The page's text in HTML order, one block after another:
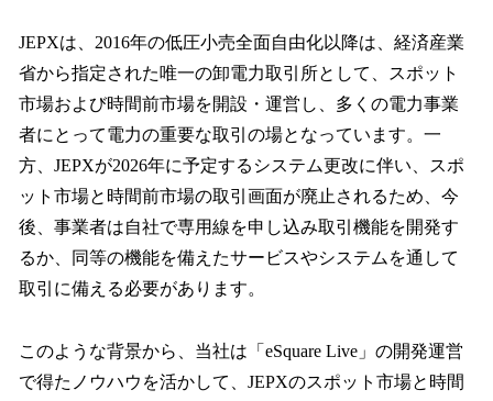
JEPXは、2016年の低圧小売全面自由化以降は、経済産業
省から指定された唯一の卸電力取引所として、スポット
市場および時間前市場を開設・運営し、多くの電力事業
者にとって電力の重要な取引の場となっています。一
方、JEPXが2026年に予定するシステム更改に伴い、スポ
ット市場と時間前市場の取引画面が廃止されるため、今
後、事業者は自社で専用線を申し込み取引機能を開発す
るか、同等の機能を備えたサービスやシステムを通して
取引に備える必要があります。
このような背景から、当社は「eSquare Live」の開発運営
で得たノウハウを活かして、JEPXのスポット市場と時間